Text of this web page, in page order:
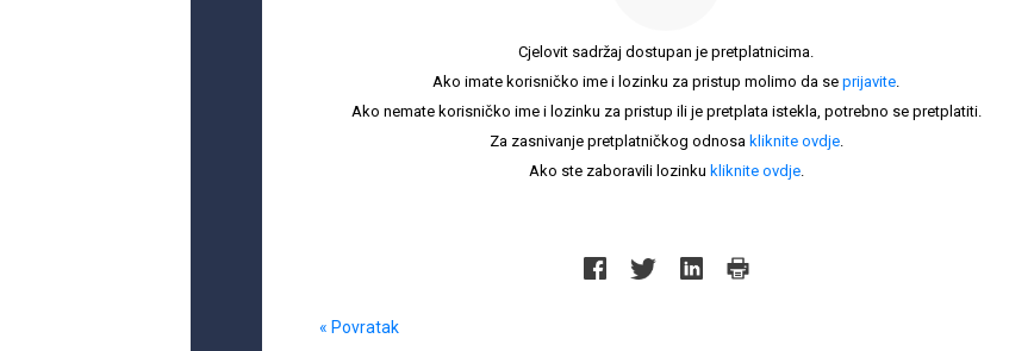
Cjelovit sadržaj dostupan je pretplatnicima.
Ako imate korisničko ime i lozinku za pristup molimo da se prijavite.
Ako nemate korisničko ime i lozinku za pristup ili je pretplata istekla, potrebno se pretplatiti.
Za zasnivanje pretplatničkog odnosa kliknite ovdje.
Ako ste zaboravili lozinku kliknite ovdje.
« Povratak